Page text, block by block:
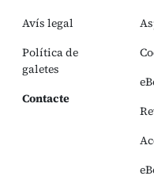
Avís legal
Política de
galetes
Contacte